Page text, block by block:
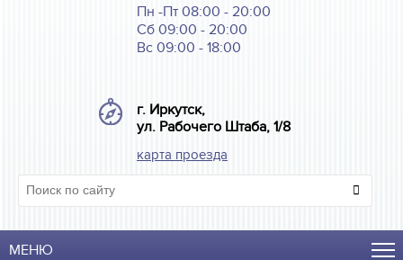
Пн -Пт 08:00 - 20:00
Сб 09:00 - 20:00
Вс 09:00 - 18:00
г. Иркутск,
ул. Рабочего Штаба, 1/8
карта проезда
МЕНЮ